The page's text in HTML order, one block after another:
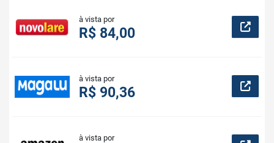
à vista por
R$ 84,00
à vista por
R$ 90,36
à vista por